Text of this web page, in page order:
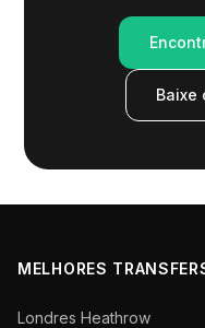
Baixe
MELHORES
Londres Heathrow